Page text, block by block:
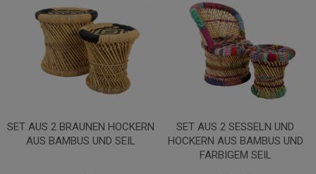
SET AUS 2 BRAUNEN HOCKERN
AUS BAMBUS UND SEIL
SET AUS 2 SESSELN UND
HOCKERN AUS BAMBUS UND
FARBIGEM SEIL